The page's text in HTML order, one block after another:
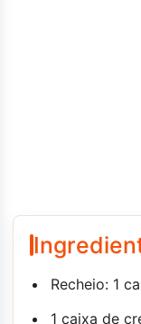
Recheio: 1
1 caixa de